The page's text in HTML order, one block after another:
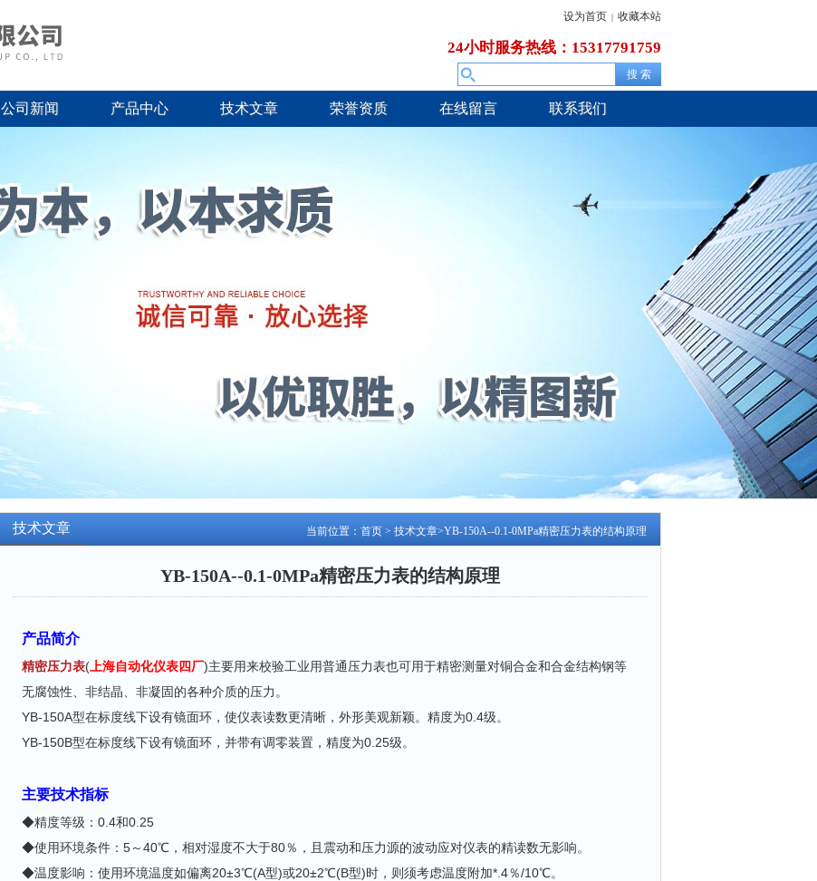
设为首页 | 收藏本站
24小时服务热线：15317791759
公司新闻 产品中心 技术文章 荣誉资质 在线留言 联系我们
当前位置： 首页 > 技术文章>YB-150A--0.1-0MPa精密压力表的结构原理
技术文章
YB-150A--0.1-0MPa精密压力表的结构原理
产品简介
精密压力表( 上海自动化仪表四厂)主要用来校验工业用普通压力表也可用于精密测量对铜合金和合金结构钢等
无腐蚀性、非结晶、非凝固的各种介质的压力。
YB-150A型在标度线下设有镜面环，使仪表读数更清晰，外形美观新颖。精度为0.4级。
YB-150B型在标度线下设有镜面环，并带有调零装置，精度为0.25级。
主要技术指标
◆精度等级：0.4和0.25
◆使用环境条件：5～40℃，相对湿度不大于80％，且震动和压力源的波动应对仪表的精读数无影响。
◆温度影响：使用环境温度如偏离20±3℃(A型)或20±2℃(B型)时，则须考虑温度附加*.4％/10℃。